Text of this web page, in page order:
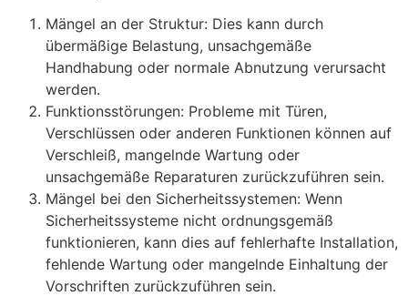
Mängel an der Struktur: Dies kann durch
übermäßige Belastung, unsachgemäße
Handhabung oder normale Abnutzung verursacht
werden.
Funktionsstörungen: Probleme mit Türen,
Verschlüssen oder anderen Funktionen können auf
Verschleiß, mangelnde Wartung oder
unsachgemäße Reparaturen zurückzuführen sein.
Mängel bei den Sicherheitssystemen: Wenn
Sicherheitssysteme nicht ordnungsgemäß
funktionieren, kann dies auf fehlerhafte Installation,
fehlende Wartung oder mangelnde Einhaltung der
Vorschriften zurückzuführen sein.